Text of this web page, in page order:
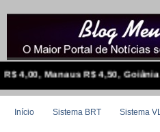
4,50, Goiânia R$ 4,30,
Início Sistema BRT Sistema